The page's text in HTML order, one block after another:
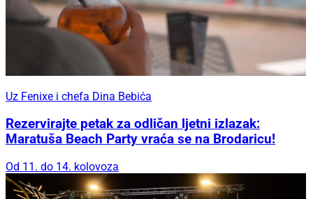
Uz Fenixe i chefa Dina Bebića
Rezervirajte petak za odličan ljetni izlazak:
Maratuša Beach Party vraća se na Brodaricu!
Od 11. do 14. kolovoza